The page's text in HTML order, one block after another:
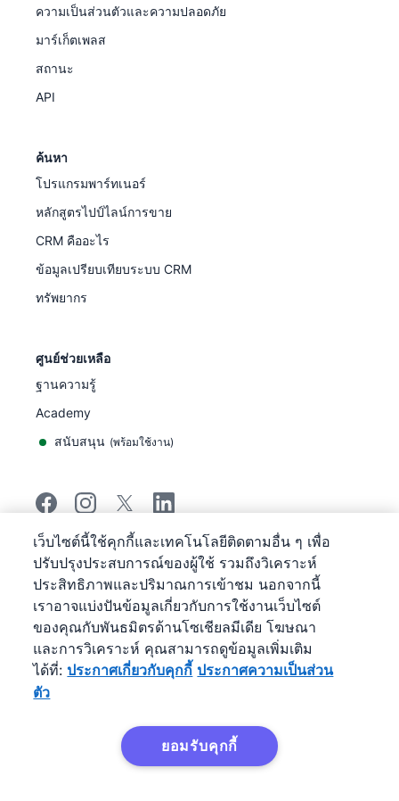
ความเป็นส่วนตัวและความปลอดภัย
มาร์เก็ตเพลส
สถานะ
API
ค้นหา
โปรแกรมพาร์ทเนอร์
หลักสูตรไปป์ไลน์การขาย
CRM คืออะไร
ข้อมูลเปรียบเทียบระบบ CRM
ทรัพยากร
ศูนย์ช่วยเหลือ
ฐานความรู้
Academy
สนับสนุน (พร้อมใช้งาน)
©2026Pipedrive
Pipedrive
ข้อกำหนดการให้บริการ
Pipedrive
ประกาศความเป็นส่วนตัว
แผนผังเว็บไซต์
ประกาศเกี่ยวกับคุกกี้
การกําหนดลักษณะคุกกี้
Pipedrive เป็นระบบ CRM บริหารงานขายบนเว็บ
เว็บไซต์นี้ใช้คุกกี้และเทคโนโลยีติดตามอื่น ๆ เพื่อ
ปรับปรุงประสบการณ์ของผู้ใช้ รวมถึงวิเคราะห์
ประสิทธิภาพและปริมาณการเข้าชม นอกจากนี้
เราอาจแบ่งปันข้อมูลเกี่ยวกับการใช้งานเว็บไซต์
ของคุณกับพันธมิตรด้านโซเชียลมีเดีย โฆษณา
และการวิเคราะห์ คุณสามารถดูข้อมูลเพิ่มเติม
ได้ที่: ประกาศเกี่ยวกับคุกกี้ ประกาศความเป็นส่วน
ตัว
ยอมรับคุกกี้